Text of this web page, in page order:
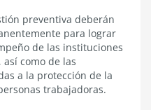
preventiva deberán
para lograr
de las instituciones
como de las
a la protección de la
trabajadoras.